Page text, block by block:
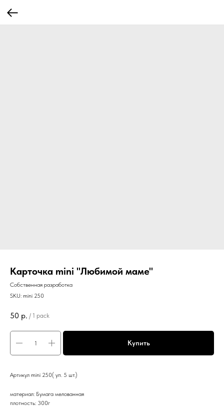
Карточка mini "Любимой маме"
Собственная разработка
SKU: mini 250
50 р. / 1 pack
Купить
Артикул mini 250( уп. 5 шт.)
материал: Бумага мелованная
плотность: 300г